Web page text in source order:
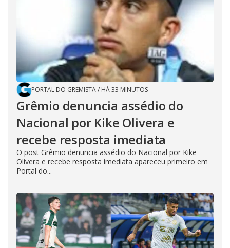
PORTAL DO GREMISTA/ HÁ 33 MINUTOS
Grêmio denuncia assédio do
Nacional por Kike Olivera e
recebe resposta imediata
O post Grêmio denuncia assédio do Nacional por Kike
Olivera e recebe resposta imediata apareceu primeiro em
Portal do...